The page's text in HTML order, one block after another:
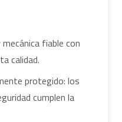
mecánica fiable con
calidad.
protegido: los
cumplen la